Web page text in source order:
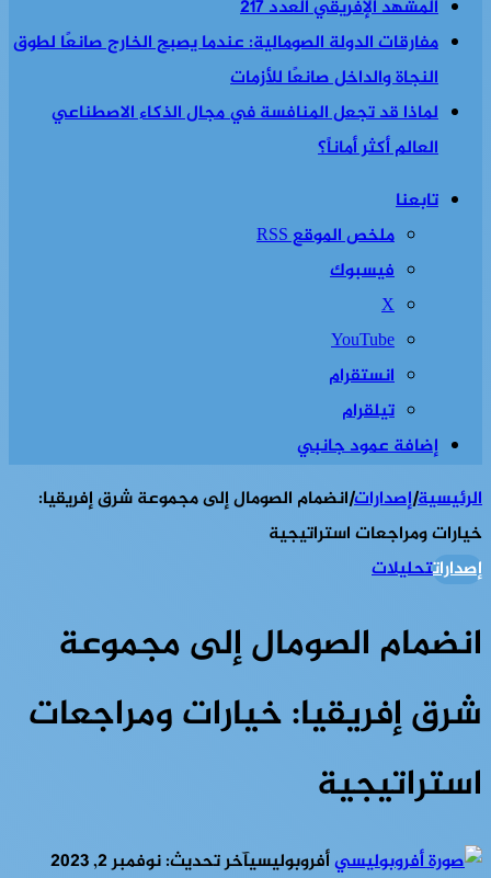
المشهد الإفريقي العدد 217
مفارقات الدولة الصومالية: عندما يصبح الخارج صانعًا لطوق
النجاة والداخل صانعًا للأزمات
لماذا قد تجعل المنافسة في مجال الذكاء الاصطناعي
العالم أكثر أماناً؟
تابعنا
ملخص الموقع RSS
فيسبوك
‫X
‫YouTube
انستقرام
تيلقرام
إضافة عمود جانبي
الرئيسية|إصدارات|انضمام الصومال إلى مجموعة شرق إفريقيا:
خيارات ومراجعات استراتيجية
إصداراتتحليلات
انضمام الصومال إلى مجموعة
شرق إفريقيا: خيارات ومراجعات
استراتيجية
أفروبوليسيآخر تحديث: نوفمبر 2, 2023